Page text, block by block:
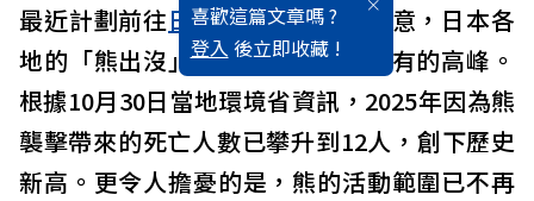
喜歡這篇文章嗎 ?
登入 後立即收藏 !
最近計劃前往日本的旅客請特別注意，日本各
地的「熊出沒」情況正達到前所未有的高峰。
根據10月30日當地環境省資訊，2025年因為熊
襲擊帶來的死亡人數已攀升到12人，創下歷史
新高。更令人擔憂的是，熊的活動範圍已不再